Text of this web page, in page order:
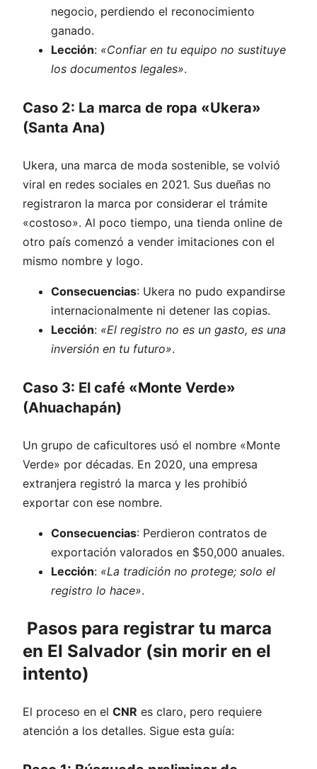
negocio, perdiendo el reconocimiento
ganado.
Lección: «Confiar en tu equipo no sustituye
los documentos legales».
Caso 2: La marca de ropa «Ukera»
(Santa Ana)
Ukera, una marca de moda sostenible, se volvió
viral en redes sociales en 2021. Sus dueñas no
registraron la marca por considerar el trámite
«costoso». Al poco tiempo, una tienda online de
otro país comenzó a vender imitaciones con el
mismo nombre y logo.
Consecuencias: Ukera no pudo expandirse
internacionalmente ni detener las copias.
Lección: «El registro no es un gasto, es una
inversión en tu futuro».
Caso 3: El café «Monte Verde»
(Ahuachapán)
Un grupo de caficultores usó el nombre «Monte
Verde» por décadas. En 2020, una empresa
extranjera registró la marca y les prohibió
exportar con ese nombre.
Consecuencias: Perdieron contratos de
exportación valorados en $50,000 anuales.
Lección: «La tradición no protege; solo el
registro lo hace».
Pasos para registrar tu marca
en El Salvador (sin morir en el
intento)
El proceso en el CNR es claro, pero requiere
atención a los detalles. Sigue esta guía: